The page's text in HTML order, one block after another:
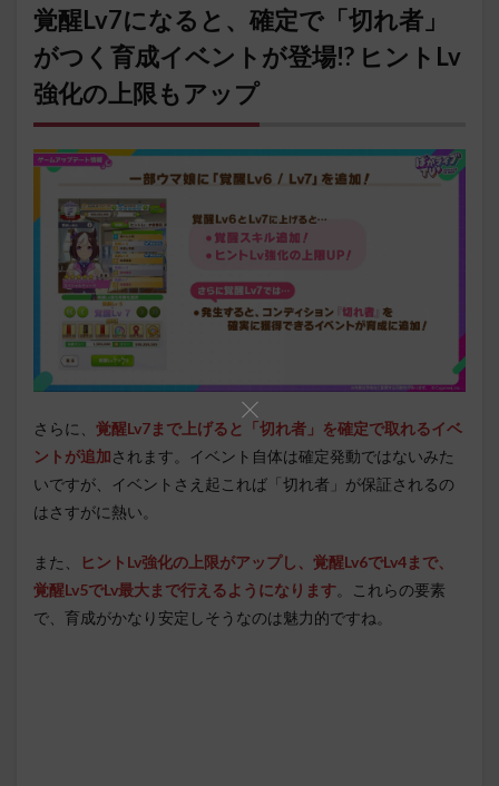
覚醒Lv7になると、確定で「切れ者」
がつく育成イベントが登場!? ヒントLv
強化の上限もアップ
さらに、 覚醒Lv7まで上げると「切れ者」を確定で取れるイベ
ントが追加されます。イベント自体は確定発動ではないみた
いですが、イベントさえ起これば「切れ者」が保証されるの
はさすがに熱い。
また、
ヒントLv強化の上限がアップし、覚醒Lv6でLv4まで、
覚醒Lv5でLv最大まで行えるようになります。これらの要素
で、育成がかなり安定しそうなのは魅力的ですね。